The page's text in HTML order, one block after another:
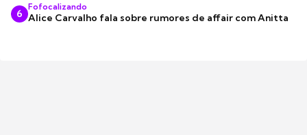
6
Fofocalizando
Alice Carvalho fala sobre rumores de affair com Anitta